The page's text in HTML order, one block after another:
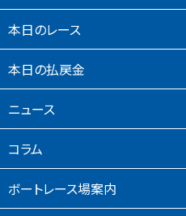
本⽇のレース
本⽇の払戻⾦
ニュース
コラム
ボートレース場案内